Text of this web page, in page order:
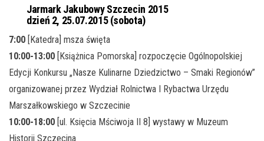
Jarmark Jakubowy Szczecin 2015
dzień 2, 25.07.2015 (sobota)
7:00 [Katedra] msza święta
10:00-13:00 [Książnica Pomorska] rozpoczęcie Ogólnopolskiej
Edycji Konkursu „Nasze Kulinarne Dziedzictwo – Smaki Regionów”
organizowanej przez Wydział Rolnictwa I Rybactwa Urzędu
Marszałkowskiego w Szczecinie
10:00-18:00 [ul. Księcia Mściwoja II 8] wystawy w Muzeum
Historii Szczecina